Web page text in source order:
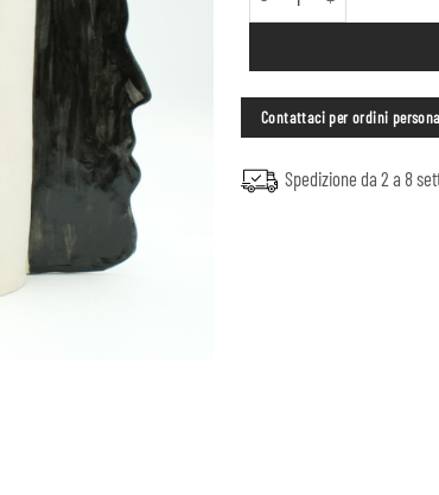
Contattaci per ordini
Spedizione da 2 a 8